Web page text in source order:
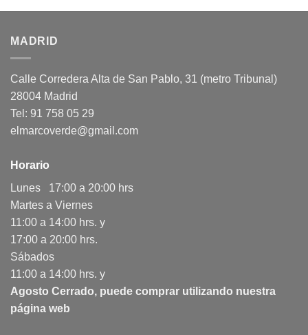
MADRID
Calle Corredera Alta de San Pablo, 31 (metro Tribunal)
28004 Madrid
Tel: 91 758 05 29
elmarcoverde@gmail.com
Horario
Lunes 17:00 a 20:00 hrs
Martes a Viernes
11:00 a 14:00 hrs. y
17:00 a 20:00 hrs.
Sábados
11:00 a 14:00 hrs. y
Agosto Cerrado, puede comprar utilizando nuestra
página web